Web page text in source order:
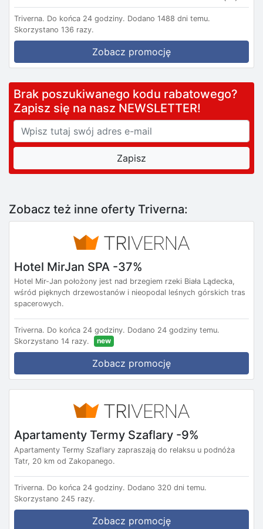
Triverna. Do końca 24 godziny. Dodano 1488 dni temu.
Skorzystano 136 razy.
Zobacz promocję
Brak poszukiwanego kodu rabatowego?
Zapisz się na nasz NEWSLETTER!
Zobacz też inne oferty Triverna:
Hotel MirJan SPA -37%
Hotel Mir-Jan położony jest nad brzegiem rzeki Biała Lądecka,
wśród pięknych drzewostanów i nieopodal leśnych górskich tras
spacerowych.
Triverna. Do końca 24 godziny. Dodano 24 godziny temu.
Skorzystano 14 razy.
new
Zobacz promocję
Apartamenty Termy Szaflary -9%
Apartamenty Termy Szaflary zapraszają do relaksu u podnóża
Tatr, 20 km od Zakopanego.
Triverna. Do końca 24 godziny. Dodano 320 dni temu.
Skorzystano 245 razy.
Zobacz promocję